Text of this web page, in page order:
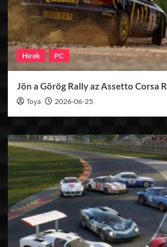
Hírek PC
Jön a Görög Rally az Assetto Corsa
Toya 2026-06-25